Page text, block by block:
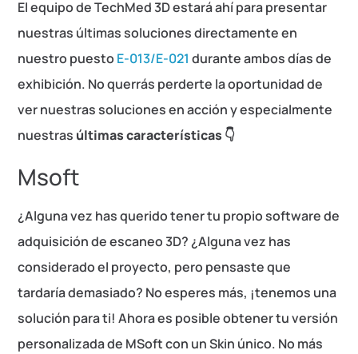
El equipo de TechMed 3D estará ahí para presentar
nuestras últimas soluciones directamente en
nuestro puesto E-013/E-021 durante ambos días de
exhibición. No querrás perderte la oportunidad de
ver nuestras soluciones en acción y especialmente
nuestras últimas características 👇
Msoft
¿Alguna vez has querido tener tu propio software de
adquisición de escaneo 3D? ¿Alguna vez has
considerado el proyecto, pero pensaste que
tardaría demasiado? No esperes más, ¡tenemos una
solución para ti! Ahora es posible obtener tu versión
personalizada de MSoft con un Skin único. No más